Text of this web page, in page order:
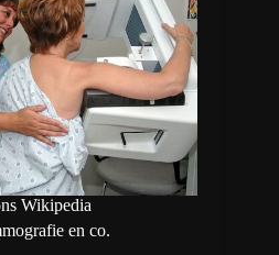
Wikipedia
en co.